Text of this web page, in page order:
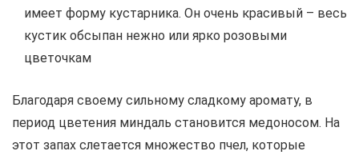
имеет форму кустарника. Он очень красивый – весь
кустик обсыпан нежно или ярко розовыми
цветочкам
Благодаря своему сильному сладкому аромату, в
период цветения миндаль становится медоносом. На
этот запах слетается множество пчел, которые